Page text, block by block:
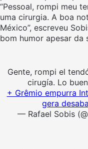
“Pessoal, rompi meu
uma cirurgia. A boa
México”, escreveu
bom humor apesar da
Gente, rompi el
cirugía. Lo
+ Grêmio empurra
gera
— Rafael Sobis